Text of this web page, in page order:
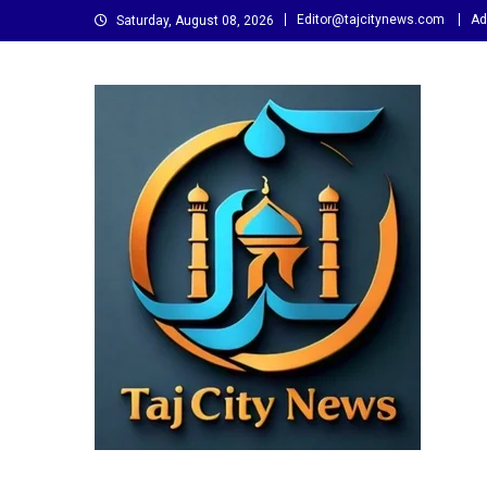
to
Saturday, August 08, 2026 Editor@tajcitynews.com